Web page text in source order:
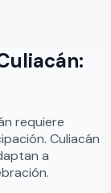
cada paso,
el estilo y
:
requiere
Culiacán
a